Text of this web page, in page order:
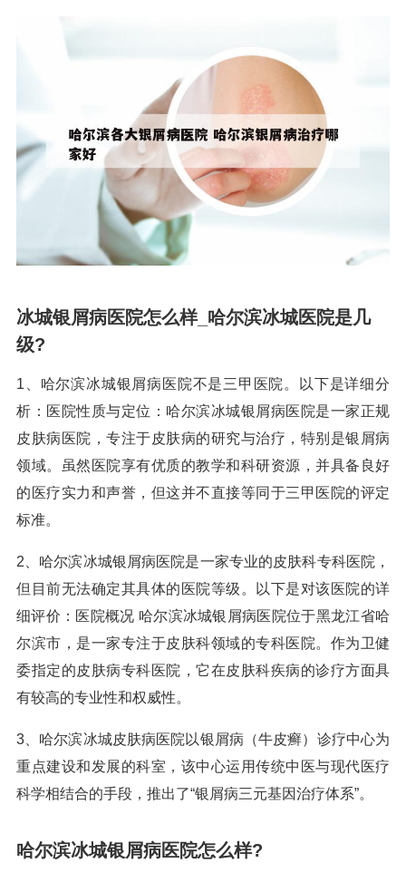
冰城银屑病医院怎么样_哈尔滨冰城医院是几
级?
1、哈尔滨冰城银屑病医院不是三甲医院。以下是详细分
析：医院性质与定位：哈尔滨冰城银屑病医院是一家正规
皮肤病医院，专注于皮肤病的研究与治疗，特别是银屑病
领域。虽然医院享有优质的教学和科研资源，并具备良好
的医疗实力和声誉，但这并不直接等同于三甲医院的评定
标准。
2、哈尔滨冰城银屑病医院是一家专业的皮肤科专科医院，
但目前无法确定其具体的医院等级。以下是对该医院的详
细评价：医院概况 哈尔滨冰城银屑病医院位于黑龙江省哈
尔滨市，是一家专注于皮肤科领域的专科医院。作为卫健
委指定的皮肤病专科医院，它在皮肤科疾病的诊疗方面具
有较高的专业性和权威性。
3、哈尔滨冰城皮肤病医院以银屑病（牛皮癣）诊疗中心为
重点建设和发展的科室，该中心运用传统中医与现代医疗
科学相结合的手段，推出了“银屑病三元基因治疗体系”。
哈尔滨冰城银屑病医院怎么样?